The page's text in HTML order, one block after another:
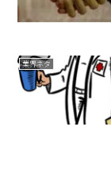
業界ネタ